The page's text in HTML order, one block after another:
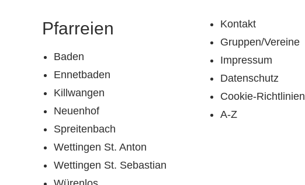
Pfarreien
Baden
Ennetbaden
Killwangen
Neuenhof
Spreitenbach
Wettingen St. Anton
Wettingen St. Sebastian
Kontakt
Gruppen/Vereine
Impressum
Datenschutz
Cookie-Richtlinien
A-Z